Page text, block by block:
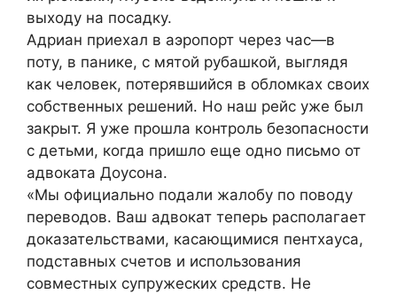
выходу на посадку.
Адриан приехал в аэропорт через час—в
поту, в панике, с мятой рубашкой, выглядя
как человек, потерявшийся в обломках своих
собственных решений. Но наш рейс уже был
закрыт. Я уже прошла контроль безопасности
с детьми, когда пришло еще одно письмо от
адвоката Доусона.
«Мы официально подали жалобу по поводу
переводов. Ваш адвокат теперь располагает
доказательствами, касающимися пентхауса,
подставных счетов и использования
совместных супружеских средств. Не